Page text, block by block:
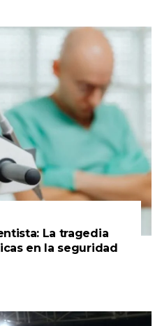
La tragedia
en la seguridad